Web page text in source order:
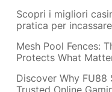
Scopri i migliori
pratica per
Mesh Pool Fences:
Protects What
Discover Why FU88
Trusted Online